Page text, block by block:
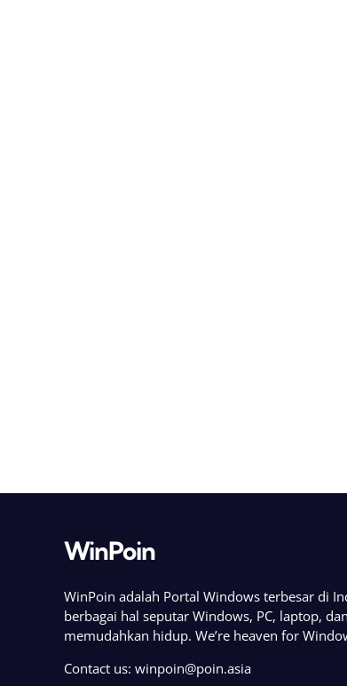
WinPoin
WinPoin adalah Portal Windows terbesar di
berbagai hal seputar Windows, PC, laptop,
memudahkan hidup. We’re heaven for
Contact us: winpoin@poin.asia